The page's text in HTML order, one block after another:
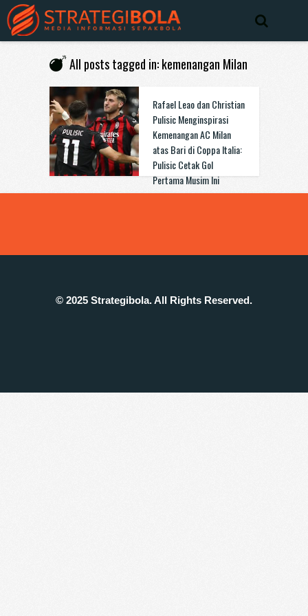
All posts tagged in: kemenangan Milan
Rafael Leao dan Christian
Pulisic Menginspirasi
Kemenangan AC Milan
atas Bari di Coppa Italia:
Pulisic Cetak Gol
Pertama Musim Ini
© 2025 Strategibola. All Rights Reserved.